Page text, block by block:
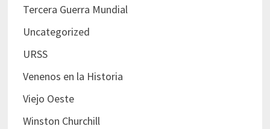
Tercera Guerra Mundial
Uncategorized
URSS
Venenos en la Historia
Viejo Oeste
Winston Churchill